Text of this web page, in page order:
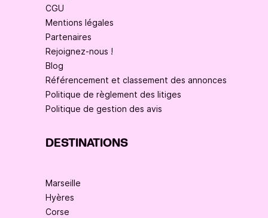
CGU
Mentions légales
Partenaires
Rejoignez-nous !
Blog
Référencement et classement des annonces
Politique de règlement des litiges
Politique de gestion des avis
DESTINATIONS
Marseille
Hyères
Corse